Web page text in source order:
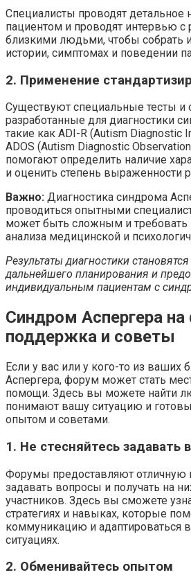
Специалисты проводят детальное
пациентом и проводят интервью с
близкими людьми, чтобы собрать
истории, симптомах и поведении
2. Применение
Существуют специальные тесты и
разработанные для диагностики
такие как ADI-R (Autism Diagnostic
ADOS (Autism Diagnostic
помогают определить наличие
и оценить степень выраженности
Важно: Диагностика синдрома
проводиться опытными
может быть сложным и требовать
анализа медицинской и
Результаты диагностики
дальнейшего планирования и
индивидуальным пациентам с
Синдром Аспергера
поддержка и советы
Если у вас или у кого-то из ваших
Аспергера, форум может стать
помощи. Здесь вы можете найти
понимают вашу ситуацию и
опытом и советами.
1. Не стесняйтесь задавать
Форумы предоставляют отличную
задавать вопросы и получать на
участников. Здесь вы сможете
стратегиях и навыках, которые
коммуникацию и адаптироваться
ситуациях.
2. Обменивайтесь опытом